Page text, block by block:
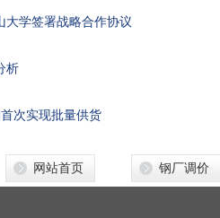
大学签署战略合作协议
析
次实现批量供货
网站首页 钢厂调价